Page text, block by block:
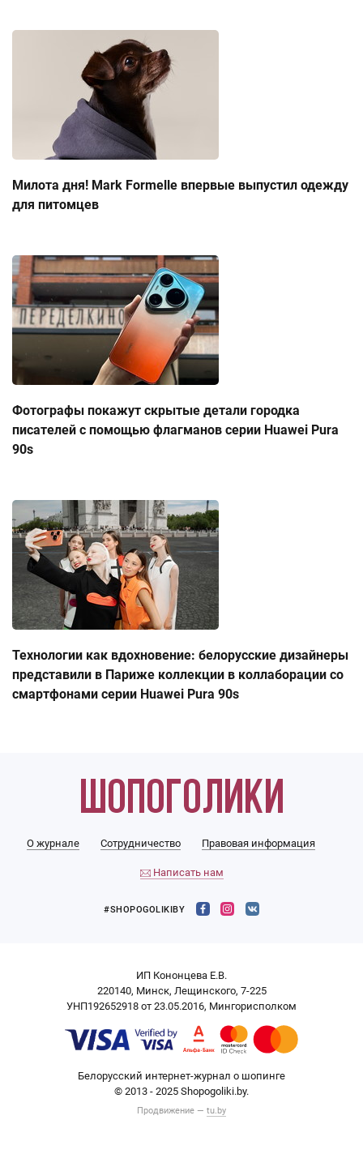
Милота дня! Mark Formelle впервые выпустил одежду
для питомцев
Фотографы покажут скрытые детали городка
писателей с помощью флагманов серии Huawei Pura
90s
Технологии как вдохновение: белорусские дизайнеры
представили в Париже коллекции в коллаборации со
смартфонами серии Huawei Pura 90s
О журнале Сотрудничество Правовая информация
Написать нам
#SHOPOGOLIKIBY
ИП Кононцева Е.В.
220140, Минск, Лещинского, 7-225
УНП192652918 от 23.05.2016, Мингорисполком
Белорусский интернет-журнал о шопинге
© 2013 - 2025 Shopogoliki.by.
Продвижение — tu.by